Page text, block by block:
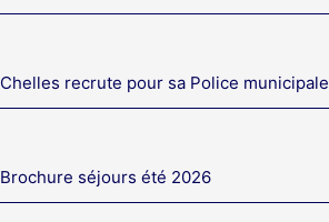
Chelles recrute pour sa Police municipale
Brochure séjours été 2026